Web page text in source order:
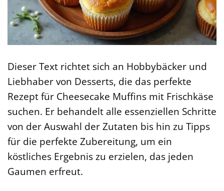
Dieser Text richtet sich an Hobbybäcker und
Liebhaber von Desserts, die das perfekte
Rezept für Cheesecake Muffins mit Frischkäse
suchen. Er behandelt alle essenziellen Schritte
von der Auswahl der Zutaten bis hin zu Tipps
für die perfekte Zubereitung, um ein
köstliches Ergebnis zu erzielen, das jeden
Gaumen erfreut.